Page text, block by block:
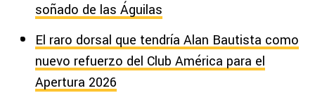
soñado de las Águilas
El raro dorsal que tendría Alan Bautista como
nuevo refuerzo del Club América para el
Apertura 2026